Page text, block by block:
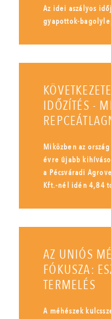
Az idei aszályos
gyapottok-
IDŐZÍTÉS -
Miközben az
évre újabb
a Pécsváradi
Kft.-nél idén 4,84
AZ UNIÓS
FÓKUSZA:
TERMELÉS
A méhészek